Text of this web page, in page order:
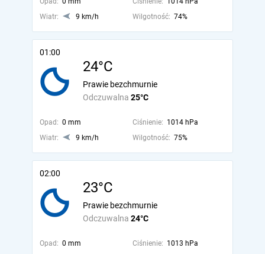
Wiatr:
9 km/h Wilgotność: 74%
01:00
24°C
Odczuwalna 25°C
Prawie bezchmurnie
Opad: 0 mm Ciśnienie: 1014 hPa
Wiatr:
9 km/h Wilgotność: 75%
02:00
23°C
Odczuwalna 24°C
Prawie bezchmurnie
Opad: 0 mm Ciśnienie: 1013 hPa